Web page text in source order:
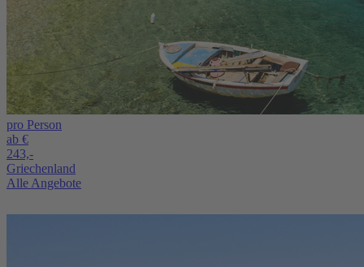
pro Person
ab €
243,-
Griechenland
Alle Angebote